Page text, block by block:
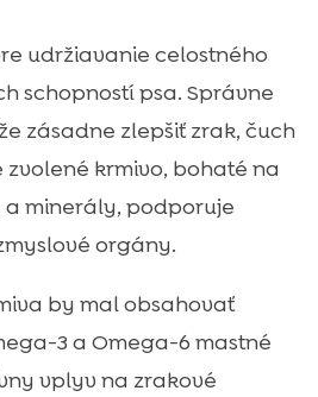
udržiavanie celostného
schopností psa. Správne
zásadne zlepšiť zrak, čuch
zvolené krmivo, bohaté na
minerály, podporuje
orgány.
by mal obsahovať
3 a Omega-6 mastné
vplyv na zrakové